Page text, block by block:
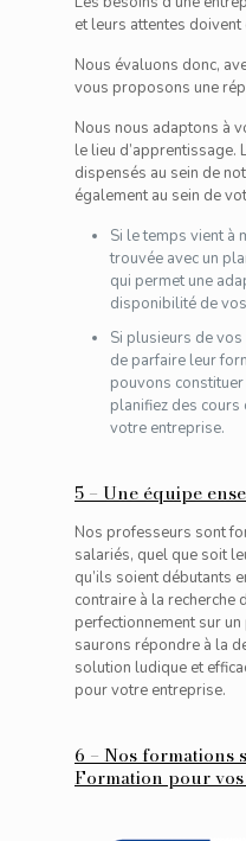
et leurs attentes
Nous évaluons donc,
vous proposons une
Nous nous adaptons à
le lieu d’apprentissage.
dispensés au sein de
également au sein de
Si le temps vient à
trouvée avec un
qui permet une
disponibilité de
Si plusieurs de
de parfaire leur
pouvons
planifiez des cours
votre entreprise.
5 – Une équipe
Nos professeurs sont
salariés, quel que soit
qu’ils soient débutants
contraire à la recherche
perfectionnement sur
saurons répondre à la
solution ludique et
pour votre entreprise.
6 – Nos formations
Formation pour